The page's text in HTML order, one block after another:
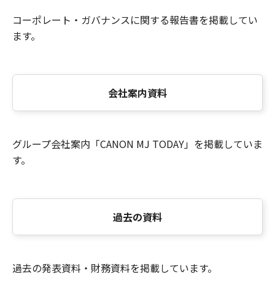
コーポレート・ガバナンスに関する報告書を掲載してい
ます。
会社案内資料
グループ会社案内「CANON MJ TODAY」を掲載していま
す。
過去の資料
過去の発表資料・財務資料を掲載しています。